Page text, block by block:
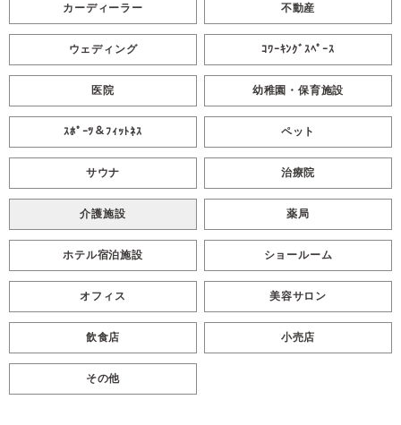
カーディーラー 不動産
ウェディング ｺﾜｰｷﾝｸﾞｽﾍﾟｰｽ
医院 幼稚園・保育施設
ｽﾎﾟｰﾂ＆ﾌｨｯﾄﾈｽ ペット
サウナ 治療院
介護施設 薬局
ホテル宿泊施設 ショールーム
オフィス 美容サロン
飲食店 小売店
その他